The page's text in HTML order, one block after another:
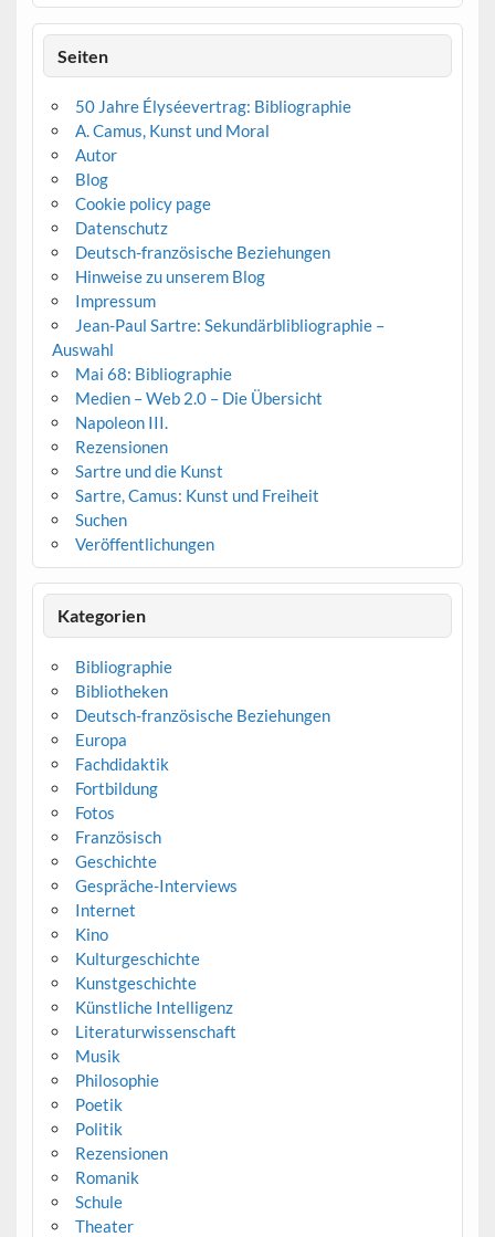
Seiten
50 Jahre Élyséevertrag: Bibliographie
A. Camus, Kunst und Moral
Autor
Blog
Cookie policy page
Datenschutz
Deutsch-französische Beziehungen
Hinweise zu unserem Blog
Impressum
Jean-Paul Sartre: Sekundärblibliographie –
Auswahl
Mai 68: Bibliographie
Medien – Web 2.0 – Die Übersicht
Napoleon III.
Rezensionen
Sartre und die Kunst
Sartre, Camus: Kunst und Freiheit
Suchen
Veröffentlichungen
Kategorien
Bibliographie
Bibliotheken
Deutsch-französische Beziehungen
Europa
Fachdidaktik
Fortbildung
Fotos
Französisch
Geschichte
Gespräche-Interviews
Internet
Kino
Kulturgeschichte
Kunstgeschichte
Künstliche Intelligenz
Literaturwissenschaft
Musik
Philosophie
Poetik
Politik
Rezensionen
Romanik
Schule
Theater